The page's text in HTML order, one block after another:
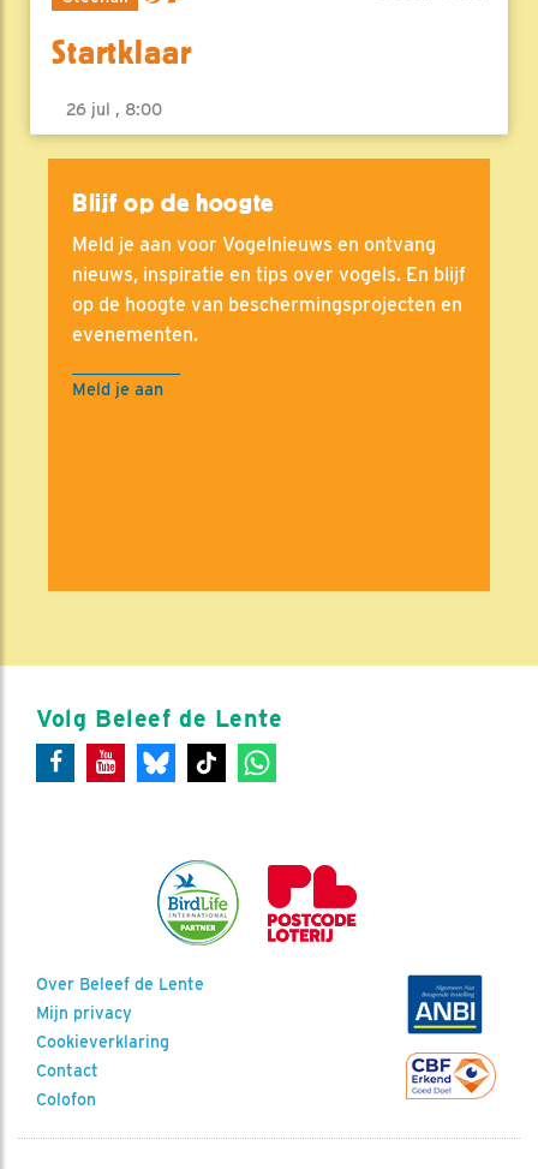
Startklaar
26 jul , 8:00
Blijf op de hoogte
Meld je aan voor Vogelnieuws en ontvang
nieuws, inspiratie en tips over vogels. En blijf
op de hoogte van beschermingsprojecten en
evenementen.
Meld je aan
Volg Beleef de Lente
Over Beleef de Lente
Mijn privacy
Cookieverklaring
Contact
Colofon